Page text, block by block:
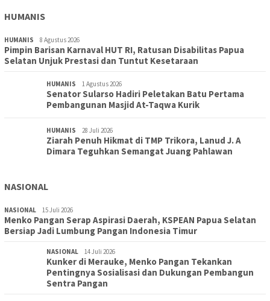
HUMANIS
HUMANIS 8 Agustus 2026
Pimpin Barisan Karnaval HUT RI, Ratusan Disabilitas Papua
Selatan Unjuk Prestasi dan Tuntut Kesetaraan
HUMANIS 1 Agustus 2026
Senator Sularso Hadiri Peletakan Batu Pertama
Pembangunan Masjid At-Taqwa Kurik
HUMANIS 28 Juli 2026
Ziarah Penuh Hikmat di TMP Trikora, Lanud J. A
Dimara Teguhkan Semangat Juang Pahlawan
NASIONAL
NASIONAL 15 Juli 2026
Menko Pangan Serap Aspirasi Daerah, KSPEAN Papua Selatan
Bersiap Jadi Lumbung Pangan Indonesia Timur
NASIONAL 14 Juli 2026
Kunker di Merauke, Menko Pangan Tekankan
Pentingnya Sosialisasi dan Dukungan Pembangun
Sentra Pangan